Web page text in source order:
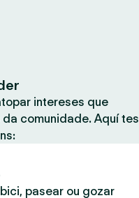
intereses que
comunidade. Aquí tes
pasear ou gozar